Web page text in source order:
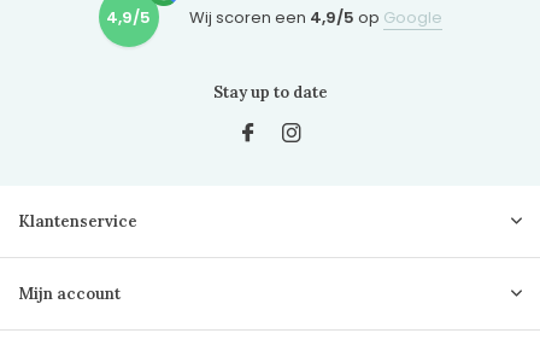
4,9/5 Wij scoren een 4,9/5 op Google
Stay up to date
Klantenservice
Mijn account